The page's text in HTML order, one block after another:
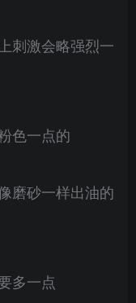
刺激会略强烈一
色一点的
磨砂一样出油的
多一点